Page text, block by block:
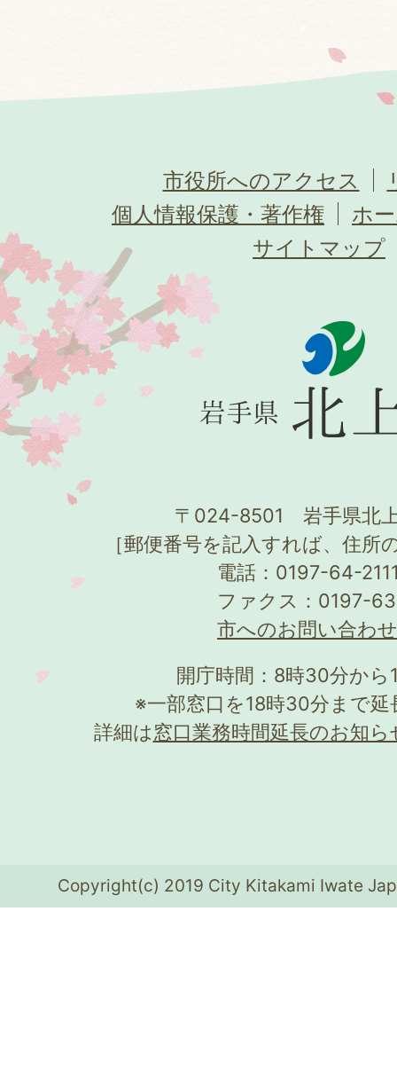
市役所へのアクセス
個人情報保護・著作権
ホ
サイトマップ
〒024-8501 岩手県北
［郵便番号を記入すれば、住所
電話：0197-64-
ファクス：0197-
市へのお問い合わ
開庁時間：8時30分か
※一部窓口を18時30分まで
詳細は窓口業務時間延長のお知ら
Copyright(c) 2019 City Kitakami Iwate